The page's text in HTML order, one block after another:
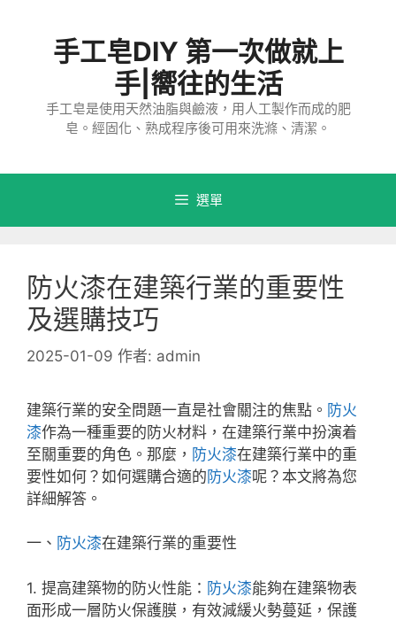
手工皂DIY 第一次做就上
手|嚮往的生活
手工皂是使用天然油脂與鹼液，用人工製作而成的肥
皂。經固化、熟成程序後可用來洗滌、清潔。
選單
防火漆在建築行業的重要性
及選購技巧
2025-01-09 作者: admin
建築行業的安全問題一直是社會關注的焦點。 防火
漆作為一種重要的防火材料，在建築行業中扮演着
至關重要的角色。那麼， 防火漆在建築行業中的重
要性如何？如何選購合適的防火漆呢？本文將為您
詳細解答。
一、 防火漆在建築行業的重要性
1. 提高建築物的防火性能： 防火漆能夠在建築物表
面形成一層防火保護膜，有效減緩火勢蔓延，保護